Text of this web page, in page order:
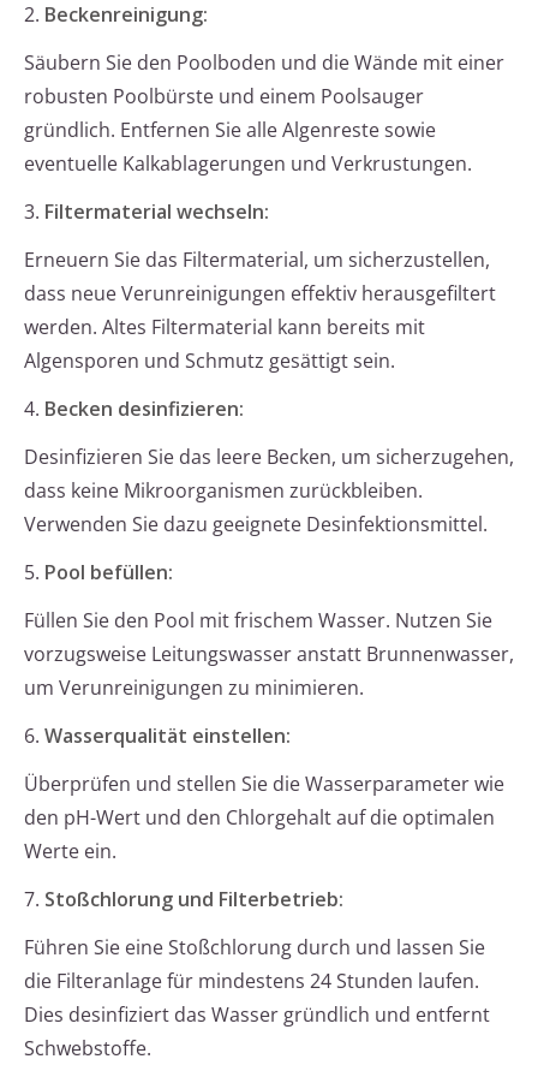
2. Beckenreinigung:
Säubern Sie den Poolboden und die Wände mit einer
robusten Poolbürste und einem Poolsauger
gründlich. Entfernen Sie alle Algenreste sowie
eventuelle Kalkablagerungen und Verkrustungen.
3. Filtermaterial wechseln:
Erneuern Sie das Filtermaterial, um sicherzustellen,
dass neue Verunreinigungen effektiv herausgefiltert
werden. Altes Filtermaterial kann bereits mit
Algensporen und Schmutz gesättigt sein.
4. Becken desinfizieren:
Desinfizieren Sie das leere Becken, um sicherzugehen,
dass keine Mikroorganismen zurückbleiben.
Verwenden Sie dazu geeignete Desinfektionsmittel.
5. Pool befüllen:
Füllen Sie den Pool mit frischem Wasser. Nutzen Sie
vorzugsweise Leitungswasser anstatt Brunnenwasser,
um Verunreinigungen zu minimieren.
6. Wasserqualität einstellen:
Überprüfen und stellen Sie die Wasserparameter wie
den pH-Wert und den Chlorgehalt auf die optimalen
Werte ein.
7. Stoßchlorung und Filterbetrieb:
Führen Sie eine Stoßchlorung durch und lassen Sie
die Filteranlage für mindestens 24 Stunden laufen.
Dies desinfiziert das Wasser gründlich und entfernt
Schwebstoffe.